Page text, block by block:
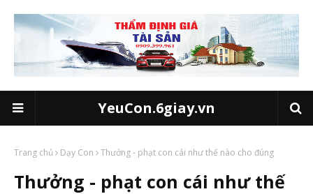
YeuCon.6giay.vn
Trang chủ Dạy Con Thưởng - phạt con cái như thế nào cho đúng
Thưởng - phạt con cái như thế